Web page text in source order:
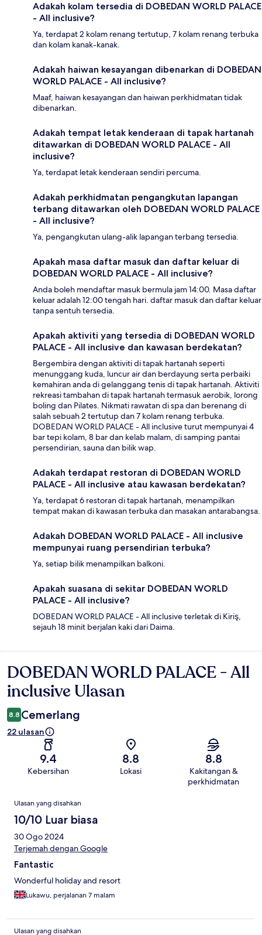
Adakah kolam tersedia di DOBEDAN WORLD PALACE
- All inclusive?
Ya, terdapat 2 kolam renang tertutup, 7 kolam renang terbuka
dan kolam kanak-kanak.
Adakah haiwan kesayangan dibenarkan di DOBEDAN
WORLD PALACE - All inclusive?
Maaf, haiwan kesayangan dan haiwan perkhidmatan tidak
dibenarkan.
Adakah tempat letak kenderaan di tapak hartanah
ditawarkan di DOBEDAN WORLD PALACE - All
inclusive?
Ya, terdapat letak kenderaan sendiri percuma.
Adakah perkhidmatan pengangkutan lapangan
terbang ditawarkan oleh DOBEDAN WORLD PALACE
- All inclusive?
Ya, pengangkutan ulang-alik lapangan terbang tersedia.
Apakah masa daftar masuk dan daftar keluar di
DOBEDAN WORLD PALACE - All inclusive?
Anda boleh mendaftar masuk bermula jam 14:00. Masa daftar
keluar adalah 12:00 tengah hari. daftar masuk dan daftar keluar
tanpa sentuh tersedia.
Apakah aktiviti yang tersedia di DOBEDAN WORLD
PALACE - All inclusive dan kawasan berdekatan?
Bergembira dengan aktiviti di tapak hartanah seperti
menunggang kuda, luncur air dan berdayung serta perbaiki
kemahiran anda di gelanggang tenis di tapak hartanah. Aktiviti
rekreasi tambahan di tapak hartanah termasuk aerobik, lorong
boling dan Pilates. Nikmati rawatan di spa dan berenang di
salah sebuah 2 tertutup dan 7 kolam renang terbuka.
DOBEDAN WORLD PALACE - All inclusive turut mempunyai 4
bar tepi kolam, 8 bar dan kelab malam, di samping pantai
persendirian, sauna dan bilik wap.
Adakah terdapat restoran di DOBEDAN WORLD
PALACE - All inclusive atau kawasan berdekatan?
Ya, terdapat 6 restoran di tapak hartanah, menampilkan
tempat makan di kawasan terbuka dan masakan antarabangsa.
Adakah DOBEDAN WORLD PALACE - All inclusive
mempunyai ruang persendirian terbuka?
Ya, setiap bilik menampilkan balkoni.
Apakah suasana di sekitar DOBEDAN WORLD
PALACE - All inclusive?
DOBEDAN WORLD PALACE - All inclusive terletak di Kiriş,
sejauh 18 minit berjalan kaki dari Daima.
Ulasan
DOBEDAN WORLD PALACE - All
inclusive Ulasan
8.8 Cemerlang
22 ulasan
9.4
Kebersihan
8.8
Lokasi
8.8
Kakitangan &
perkhidmatan
Ulasan
Ulasan yang disahkan
10/10 Luar biasa
30 Ogo 2024
Terjemah dengan Google
Fantastic
Wonderful holiday and resort
Lukawu, perjalanan 7 malam
Ulasan yang disahkan